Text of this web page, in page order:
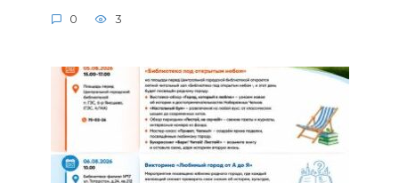
0 3